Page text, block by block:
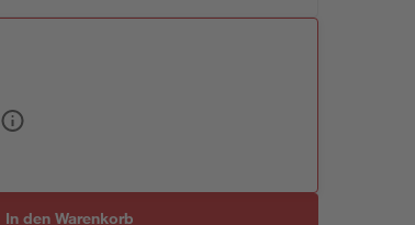
In den Warenkorb